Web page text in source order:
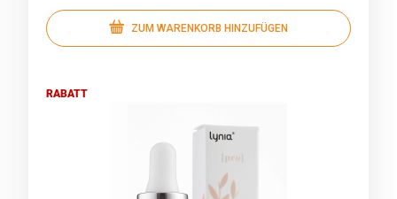
ZUM WARENKORB HINZUFÜGEN
RABATT